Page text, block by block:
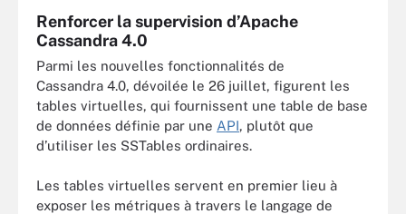
Renforcer la supervision d’Apache
Cassandra 4.0
Parmi les nouvelles fonctionnalités de
Cassandra 4.0, dévoilée le 26 juillet, figurent les
tables virtuelles, qui fournissent une table de base
de données définie par une API, plutôt que
d’utiliser les SSTables ordinaires.
Les tables virtuelles servent en premier lieu à
exposer les métriques à travers le langage de